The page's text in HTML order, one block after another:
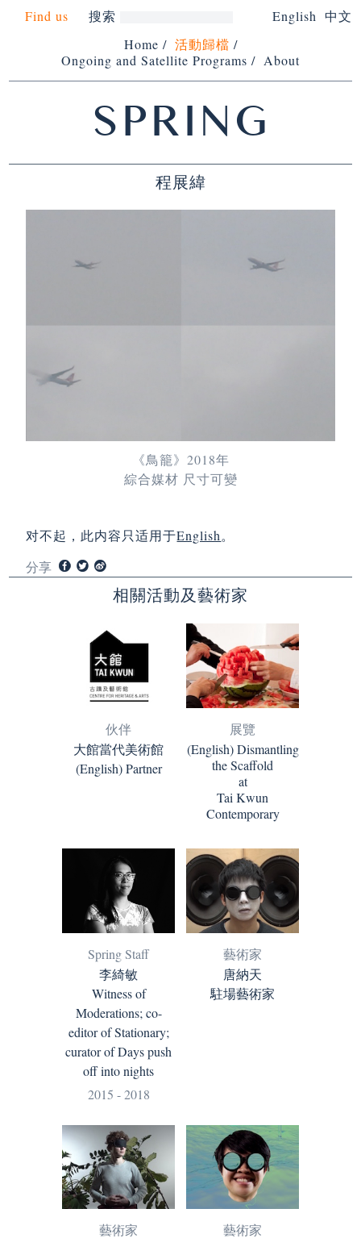
English 中文
Find us
搜索
Home / 活動歸檔 /
Ongoing and Satellite Programs / About
SPRING
程展緯
《鳥籠》2018年
綜合媒材 尺寸可變
对不起，此内容只适用于English。
分享
相關活動及藝術家
伙伴
大館當代美術館
(English) Partner
展覽
(English) Dismantling
the Scaffold
at
Tai Kwun
Contemporary
Spring Staff
李綺敏
Witness of
Moderations; co-
editor of Stationary;
curator of Days push
off into nights
2015 - 2018
藝術家
唐納天
駐場藝術家
藝術家
藝術家